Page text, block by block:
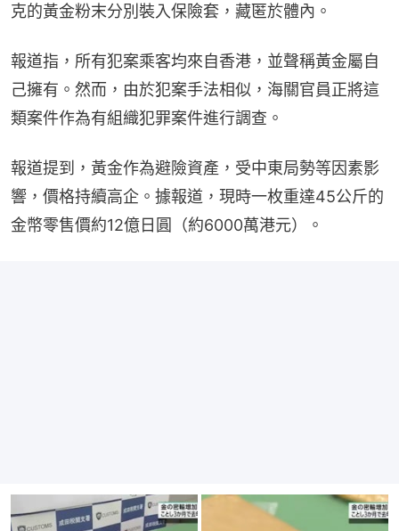
克的黃金粉末分別裝入保險套，藏匿於體內。
報道指，所有犯案乘客均來自香港，並聲稱黃金屬自
己擁有。然而，由於犯案手法相似，海關官員正將這
類案件作為有組織犯罪案件進行調查。
報道提到，黃金作為避險資產，受中東局勢等因素影
響，價格持續高企。據報道，現時一枚重達45公斤的
金幣零售價約12億日圓（約6000萬港元）。